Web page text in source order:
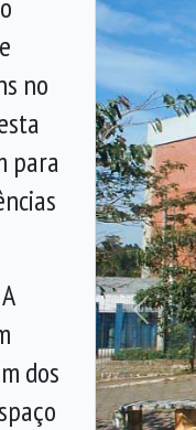
Anterior
no
para
dos